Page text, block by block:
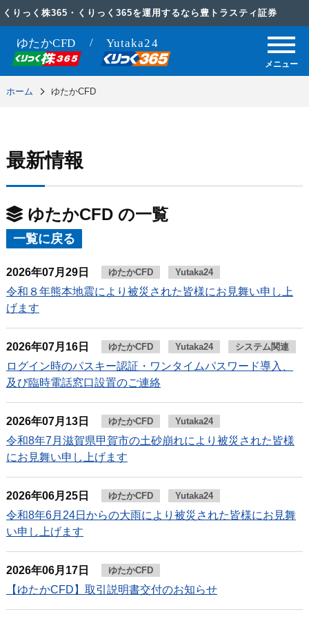
くりっく株365・くりっく365を運用するなら豊トラスティ証券
メニュー
ホーム ゆたかCFD
最新情報
ゆたかCFD の一覧
一覧に戻る
2026年07月29日 ゆたかCFD Yutaka24
令和８年熊本地震により被災された皆様にお見舞い申し上
げます
2026年07月16日 ゆたかCFD Yutaka24 システム関連
ログイン時のパスキー認証・ワンタイムパスワード導入、
及び臨時電話窓口設置のご連絡
2026年07月13日 ゆたかCFD Yutaka24
令和8年7月滋賀県甲賀市の土砂崩れにより被災された皆様
にお見舞い申し上げます
2026年06月25日 ゆたかCFD Yutaka24
令和8年6月24日からの大雨により被災された皆様にお見舞
い申し上げます
2026年06月17日 ゆたかCFD
【ゆたかCFD】取引説明書交付のお知らせ